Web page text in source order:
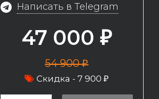
Написать в Telegram
47 000 ₽
54 900₽
Скидка - 7 900 ₽